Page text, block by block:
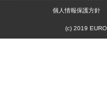
個人情報保護方針
(c) 2019